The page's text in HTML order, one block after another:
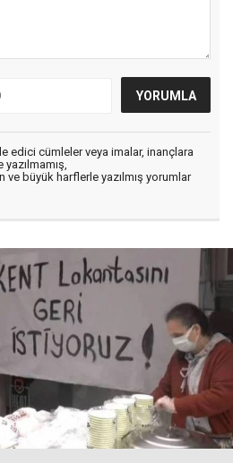
edici cümleler veya imalar, inançlara
yazılmamış,
ve büyük harflerle yazılmış yorumlar